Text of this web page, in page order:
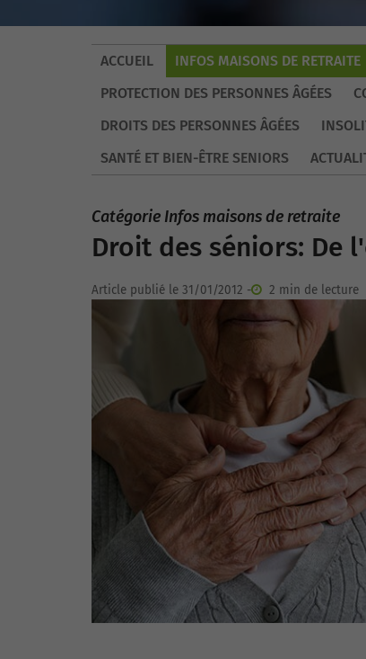
ACCUEIL INFOS MAISONS DE RETRAITE
PROTECTION DES PERSONNES ÂGÉES
DROITS DES PERSONNES ÂGÉES
SANTÉ ET BIEN-ÊTRE SENIORS
Catégorie Infos maisons de retraite
Droit des séniors: De
Article publié le 31/01/2012 - 2 min de lecture